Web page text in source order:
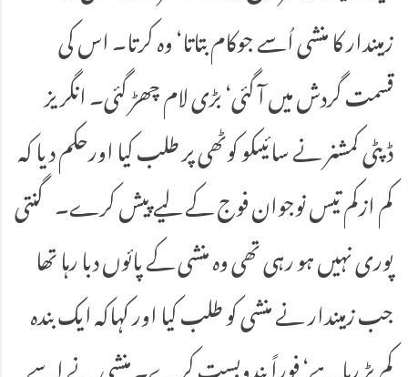
زمیندار کا منشی اُسے جوکام بتاتا‘ وہ کرتا۔ اس کی
قسمت گردش میں آ گئی‘ بڑی لام چھڑ گئی۔ انگریز
ڈپٹی کمشنر نے سائیںکو کوٹھی پر طلب کیا اورحکم دیا کہ
کم ازکم تیس نوجوان فوج کے لیے پیش کرے۔ گنتی
پوری نہیں ہو رہی تھی وہ منشی کے پائوں دبا رہا تھا
جب زمیندار نے منشی کو طلب کیا اور کہاکہ ایک بندہ
کم پڑ رہا ہے‘ فوراً بندوبست کرے۔ منشی نے اسے